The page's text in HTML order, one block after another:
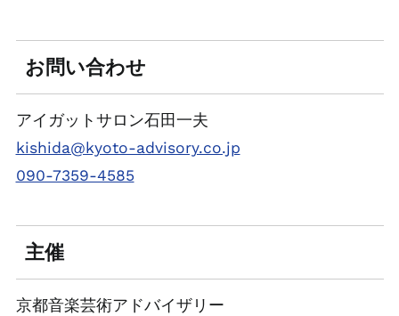
お問い合わせ
アイガットサロン石田一夫
kishida@kyoto-advisory.co.jp
090-7359-4585
主催
京都音楽芸術アドバイザリー